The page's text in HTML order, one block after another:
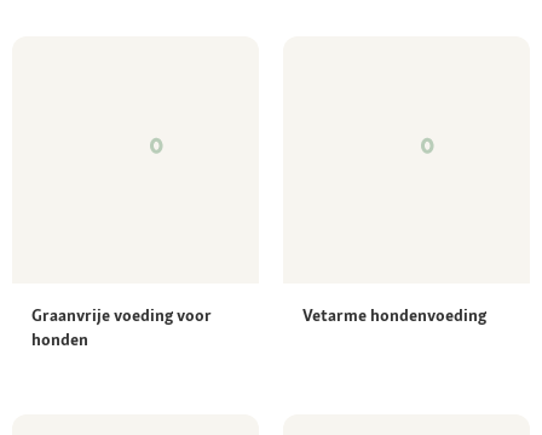
Graanvrije voeding voor
honden
Vetarme hondenvoeding